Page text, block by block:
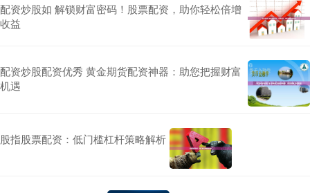
配资炒股如 解锁财富密码！股票配资，助你轻松倍增
收益
配资炒股配资优秀 黄金期货配资神器：助您把握财富
机遇
股指股票配资：低门槛杠杆策略解析